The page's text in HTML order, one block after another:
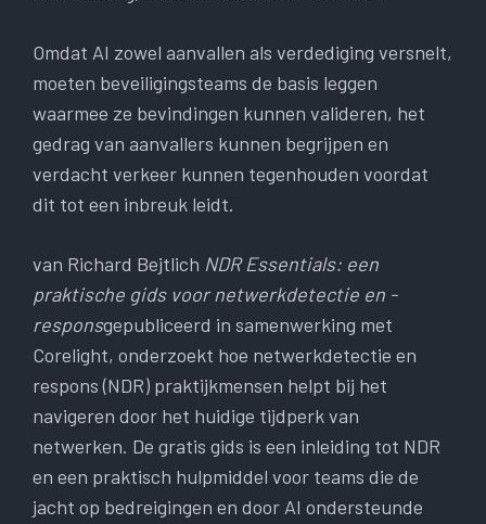
Omdat AI zowel aanvallen als verdediging versnelt,
moeten beveiligingsteams de basis leggen
waarmee ze bevindingen kunnen valideren, het
gedrag van aanvallers kunnen begrijpen en
verdacht verkeer kunnen tegenhouden voordat
dit tot een inbreuk leidt.
van Richard Bejtlich NDR Essentials: een
praktische gids voor netwerkdetectie en -
responsgepubliceerd in samenwerking met
Corelight, onderzoekt hoe netwerkdetectie en
respons (NDR) praktijkmensen helpt bij het
navigeren door het huidige tijdperk van
netwerken. De gratis gids is een inleiding tot NDR
en een praktisch hulpmiddel voor teams die de
jacht op bedreigingen en door AI ondersteunde